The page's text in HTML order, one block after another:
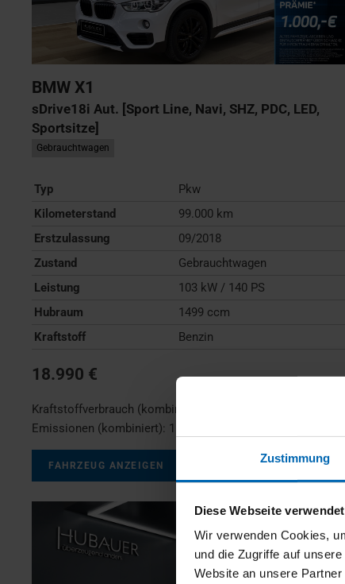
Zustimmung
Diese Webseite
Wir verwenden Cookies,
und die Zugriffe auf
Website an unsere
BMW X1
sDrive18i Aut. [Sport Line, Navi, SHZ, PDC, LED,
Sportsitze]
Gebrauchtwagen
Typ
Pkw
Kilometerstand
99.000 km
Erstzulassung
09/2018
Zustand
Gebrauchtwagen
Leistung
103 kW / 140 PS
Hubraum
1499 ccm
Kraftstoff
Benzin
18.990 €
Kraftstoffverbrauch (kombiniert):
Emissionen (kombiniert): 159 g/km
FAHRZEUG ANZEIGEN